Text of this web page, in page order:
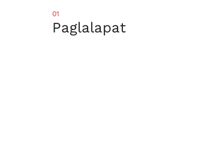
01
Paglalapat